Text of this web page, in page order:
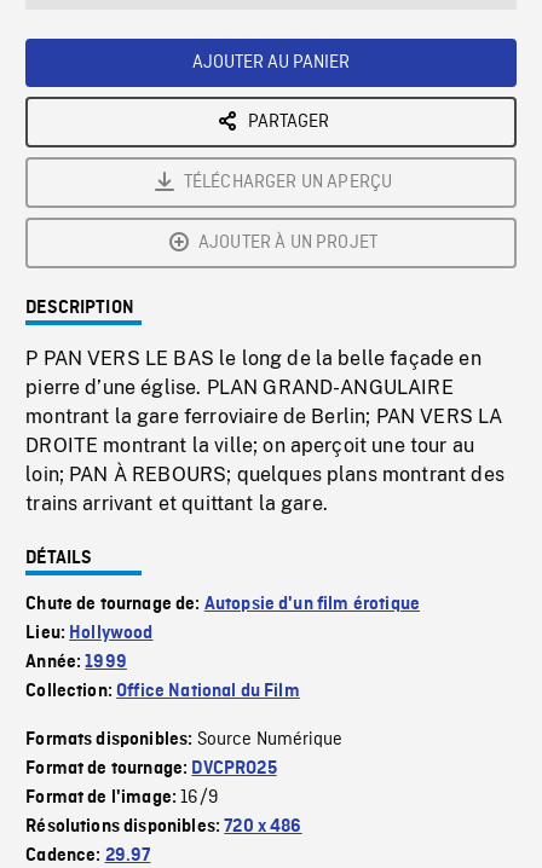
AJOUTER AU PANIER
PARTAGER
TÉLÉCHARGER UN APERÇU
AJOUTER À UN PROJET
DESCRIPTION
P PAN VERS LE BAS le long de la belle façade en
pierre d’une église. PLAN GRAND-ANGULAIRE
montrant la gare ferroviaire de Berlin; PAN VERS LA
DROITE montrant la ville; on aperçoit une tour au
loin; PAN À REBOURS; quelques plans montrant des
trains arrivant et quittant la gare.
DÉTAILS
Chute de tournage de: Autopsie d'un film érotique
Lieu: Hollywood
Année:1999
Collection:Office National du Film
Formats disponibles: Source Numérique
Format de tournage: DVCPRO25
Format de l'image:16/9
Résolutions disponibles:720 x 486
Cadence: 29.97